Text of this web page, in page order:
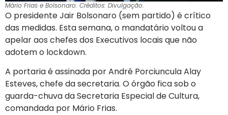
Mário Frias e Bolsonaro. Créditos: Divulgação.
O presidente Jair Bolsonaro (sem partido) é crítico
das medidas. Esta semana, o mandatário voltou a
apelar aos chefes dos Executivos locais que não
adotem o lockdown.
A portaria é assinada por André Porciuncula Alay
Esteves, chefe da secretaria. O órgão fica sob o
guarda-chuva da Secretaria Especial de Cultura,
comandada por Mário Frias.